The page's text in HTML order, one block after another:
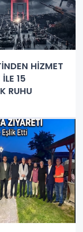
HİZMET
15
RUHU